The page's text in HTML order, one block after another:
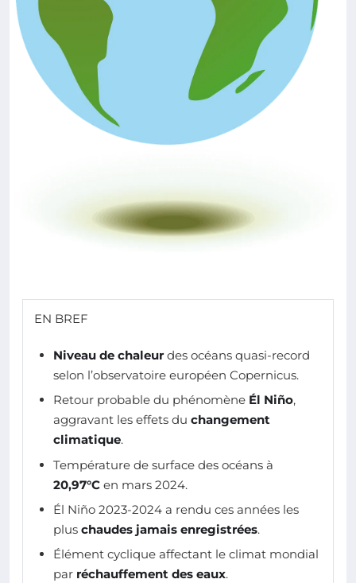
EN BREF
Niveau de chaleur des océans quasi-record
selon l’observatoire européen Copernicus.
Retour probable du phénomène Él Niño,
aggravant les effets du changement
climatique.
Température de surface des océans à
20,97°C en mars 2024.
Él Niño 2023-2024 a rendu ces années les
plus chaudes jamais enregistrées.
Élément cyclique affectant le climat mondial
par réchauffement des eaux.